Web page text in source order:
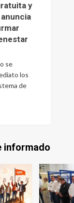
y
se
los
de
informado